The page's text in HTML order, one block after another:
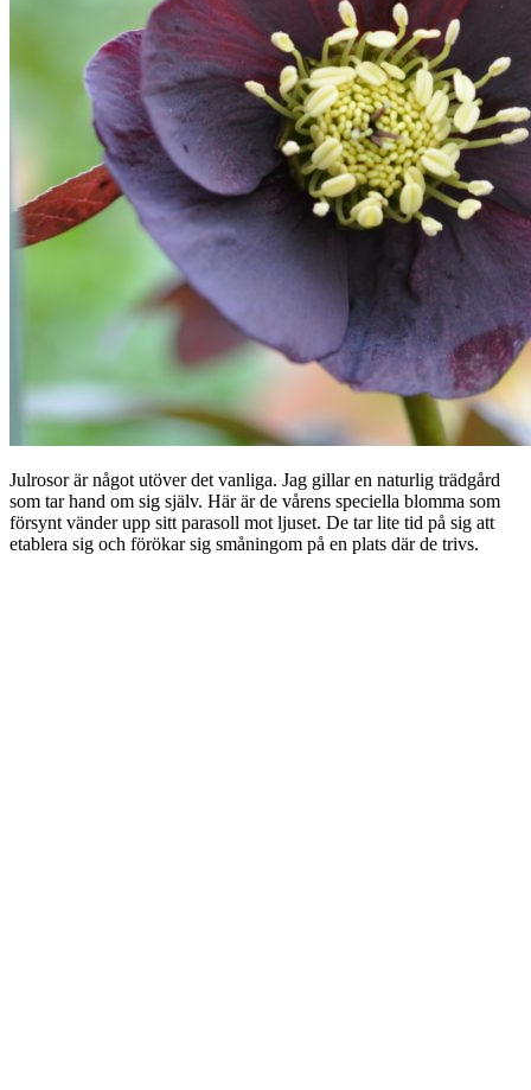
Julrosor är något utöver det vanliga. Jag gillar en naturlig trädgård
som tar hand om sig själv. Här är de vårens speciella blomma som
försynt vänder upp sitt parasoll mot ljuset. De tar lite tid på sig att
etablera sig och förökar sig småningom på en plats där de trivs.